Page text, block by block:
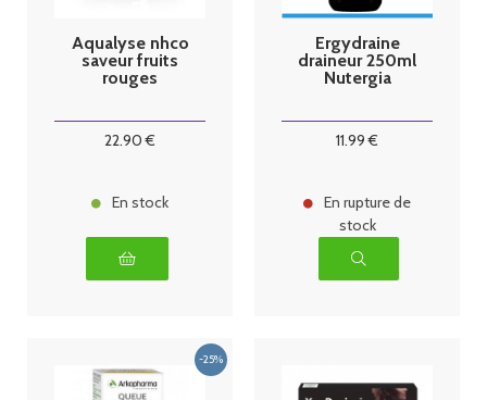
Aqualyse nhco
saveur fruits
rouges
22.90 €
En stock
Ergydraine
draineur 250ml
Nutergia
11.99 €
En rupture de
stock